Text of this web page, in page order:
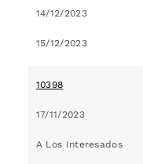
14/12/2023
15/12/2023
10398
17/11/2023
A Los Interesados